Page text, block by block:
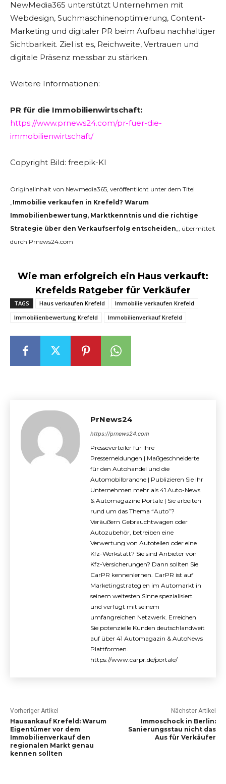
NewMedia365 unterstützt Unternehmen mit
Webdesign, Suchmaschinenoptimierung, Content-
Marketing und digitaler PR beim Aufbau nachhaltiger
Sichtbarkeit. Ziel ist es, Reichweite, Vertrauen und
digitale Präsenz messbar zu stärken.
Weitere Informationen:
PR für die Immobilienwirtschaft:
https://www.prnews24.com/pr-fuer-die-
immobilienwirtschaft/
Copyright Bild: freepik-KI
Originalinhalt von Newmedia365, veröffentlicht unter dem Titel
„Immobilie verkaufen in Krefeld? Warum
Immobilienbewertung, Marktkenntnis und die richtige
Strategie über den Verkaufserfolg entscheiden„, übermittelt
durch Prnews24.com
Wie man erfolgreich ein Haus verkauft:
Krefelds Ratgeber für Verkäufer
TAGS Haus verkaufen Krefeld
Immobilie verkaufen Krefeld
Immobilienbewertung Krefeld
Immobilienverkauf Krefeld
PrNews24
https://prnews24.com
Presseverteiler für Ihre
Pressemeldungen | Maßgeschneiderte
für den Autohandel und die
Automobilbranche | Publizieren Sie Ihr
Unternehmen mehr als 41 Auto-News
& Automagazine Portale | Sie arbeiten
rund um das Thema “Auto”?
Veräußern Gebrauchtwagen oder
Autozubehör, betreiben eine
Verwertung von Autoteilen oder eine
Kfz-Werkstatt? Sie sind Anbieter von
Kfz-Versicherungen? Dann sollten Sie
CarPR kennenlernen. CarPR ist auf
Marketingstrategien im Automarkt in
seinem weitesten Sinne spezialisiert
und verfügt mit seinem
umfangreichen Netzwerk. Erreichen
Sie potenzielle Kunden deutschlandweit
auf über 41 Automagazin & AutoNews
Plattformen.
https://www.carpr.de/portale/
Vorheriger Artikel
Hausankauf Krefeld: Warum
Eigentümer vor dem
Immobilienverkauf den
regionalen Markt genau
kennen sollten
Nächster Artikel
Immoschock in Berlin:
Sanierungsstau nicht das
Aus für Verkäufer